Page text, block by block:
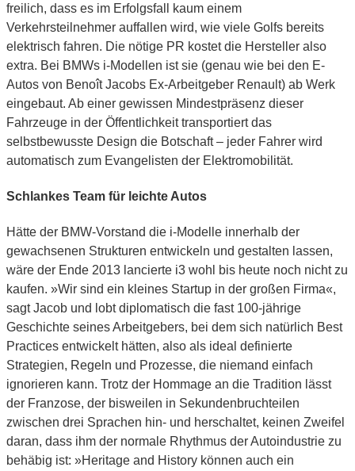
freilich, dass es im Erfolgsfall kaum einem
Verkehrsteilnehmer auffallen wird, wie viele Golfs bereits
elektrisch fahren. Die nötige PR kostet die Hersteller also
extra. Bei BMWs i-Modellen ist sie (genau wie bei den E-
Autos von Benoît Jacobs Ex-Arbeitgeber Renault) ab Werk
eingebaut. Ab einer gewissen Mindestpräsenz dieser
Fahrzeuge in der Öffentlichkeit transportiert das
selbstbewusste Design die Botschaft – jeder Fahrer wird
automatisch zum Evangelisten der Elektromobilität.
Schlankes Team für leichte Autos
Hätte der BMW-Vorstand die i-Modelle innerhalb der
gewachsenen Strukturen entwickeln und gestalten lassen,
wäre der Ende 2013 lancierte i3 wohl bis heute noch nicht zu
kaufen. »Wir sind ein kleines Startup in der großen Firma«,
sagt Jacob und lobt diplomatisch die fast 100-jährige
Geschichte seines Arbeitgebers, bei dem sich natürlich Best
Practices entwickelt hätten, also als ideal definierte
Strategien, Regeln und Prozesse, die niemand einfach
ignorieren kann. Trotz der Hommage an die Tradition lässt
der Franzose, der bisweilen in Sekundenbruchteilen
zwischen drei Sprachen hin- und herschaltet, keinen Zweifel
daran, dass ihm der normale Rhythmus der Autoindustrie zu
behäbig ist: »Heritage and History können auch ein